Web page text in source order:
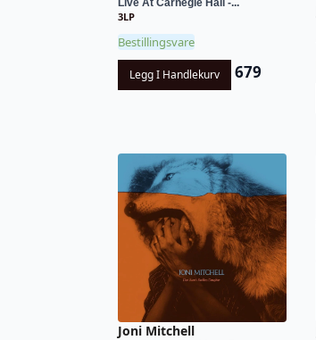
Live At Carnegie Hall -...
3LP
Bestillingsvare
Legg I Handlekurv 679
Joni Mitchell